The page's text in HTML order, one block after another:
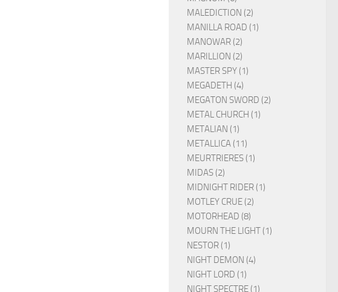
MALEDICTION (2)
MANILLA ROAD (1)
MANOWAR (2)
MARILLION (2)
MASTER SPY (1)
MEGADETH (4)
MEGATON SWORD (2)
METAL CHURCH (1)
METALIAN (1)
METALLICA (11)
MEURTRIERES (1)
MIDAS (2)
MIDNIGHT RIDER (1)
MOTLEY CRUE (2)
MOTORHEAD (8)
MOURN THE LIGHT (1)
NESTOR (1)
NIGHT DEMON (4)
NIGHT LORD (1)
NIGHT SPECTRE (1)